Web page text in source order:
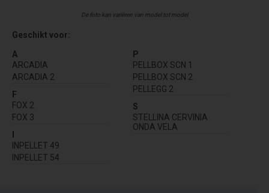
De foto kan variëren van model tot model
Geschikt voor:
A
ARCADIA
ARCADIA 2
F
FOX 2
FOX 3
INPELLET 49
INPELLET 54
P
PELLBOX SCN 1
PELLBOX SCN 2
PELLEGG 2
S
STELLINA CERVINIA
ONDA VELA